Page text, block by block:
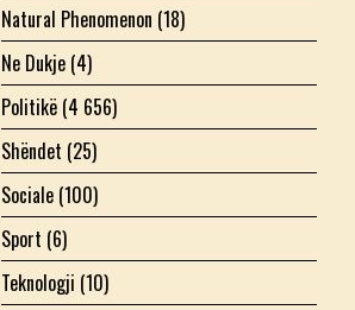
Natural Phenomenon (18)
Ne Dukje (4)
Politikë (4 656)
Shëndet (25)
Sociale (100)
Sport (6)
Teknologji (10)